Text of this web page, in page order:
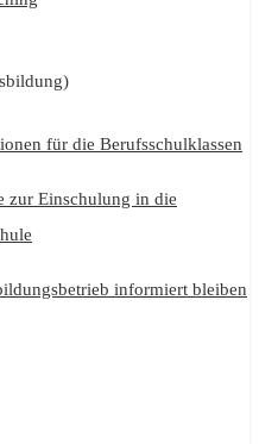
für die Berufsschulklassen
zur Einschulung in die
informiert bleiben